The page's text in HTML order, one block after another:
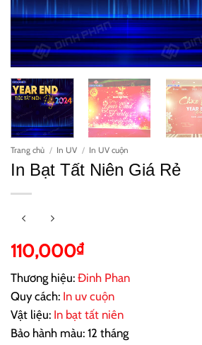
Trang chủ / In UV / In UV cuộn
In Bạt Tất Niên Giá Rẻ
110,000₫
Thương hiệu: Đinh Phan
Quy cách: In uv cuộn
Vật liệu: In bạt tất niên
Bảo hành màu: 12 tháng